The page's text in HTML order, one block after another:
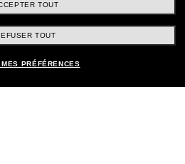
transaction is 100% secure
pay later with Klarna.
TOUT
TOUT
MES PRÉFÉRENCES